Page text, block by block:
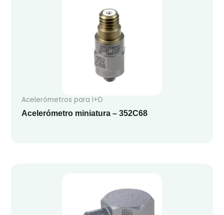
Acelerómetros para I+D
Acelerómetro miniatura – 352C68